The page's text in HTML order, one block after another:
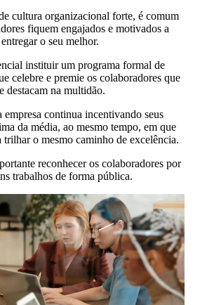
cultura organizacional forte, é comum
fiquem engajados e motivados a
entregar o seu melhor.
instituir um programa formal de
celebre e premie os colaboradores que
destacam na multidão.
empresa continua incentivando seus
da média, ao mesmo tempo, em que
trilhar o mesmo caminho de excelência.
reconhecer os colaboradores por
trabalhos de forma pública.